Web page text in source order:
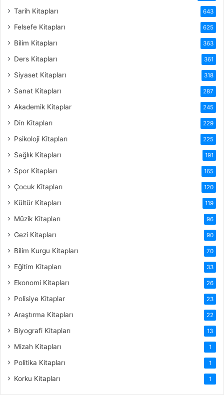
Tarih Kitapları 643
Felsefe Kitapları 625
Bilim Kitapları 363
Ders Kitapları 361
Siyaset Kitapları 318
Sanat Kitapları 287
Akademik Kitaplar 245
Din Kitapları 229
Psikoloji Kitapları 225
Sağlık Kitapları 191
Spor Kitapları 165
Çocuk Kitapları 120
Kültür Kitapları 119
Müzik Kitapları 96
Gezi Kitapları 90
Bilim Kurgu Kitapları 70
Eğitim Kitapları 33
Ekonomi Kitapları 26
Polisiye Kitaplar 23
Araştırma Kitapları 22
Biyografi Kitapları 13
Mizah Kitapları 1
Politika Kitapları 1
Korku Kitapları 1